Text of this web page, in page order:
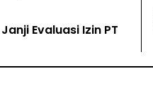
Evaluasi Izin PT